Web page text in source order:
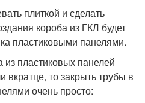
плиткой и сделать
короба из ГКЛ будет
пластиковыми панелями.
пластиковых панелей
вкратце, то закрыть трубы в
очень просто: